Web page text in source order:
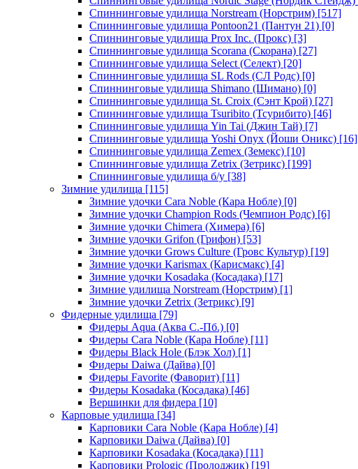
Спиннинговые удилища Norstream (Норстрим) [517]
Спиннинговые удилища Pontoon21 (Пантун 21) [0]
Спиннинговые удилища Prox Inc. (Прокс) [3]
Спиннинговые удилища Scorana (Скорана) [27]
Спиннинговые удилища Select (Селект) [20]
Спиннинговые удилища SL Rods (СЛ Родс) [0]
Спиннинговые удилища Shimano (Шимано) [0]
Спиннинговые удилища St. Croix (Сэнт Крой) [27]
Спиннинговые удилища Tsuribito (Тсурибито) [46]
Спиннинговые удилища Yin Tai (Джин Тай) [7]
Спиннинговые удилища Yoshi Onyx (Йоши Оникс) [16]
Спиннинговые удилища Zemex (Земекс) [10]
Спиннинговые удилища Zetrix (Зетрикс) [199]
Спиннинговые удилища б/у [38]
Зимние удилища [115]
Зимние удочки Cara Noble (Кара Нобле) [0]
Зимние удочки Champion Rods (Чемпион Родс) [6]
Зимние удочки Chimera (Химера) [6]
Зимние удочки Grifon (Грифон) [53]
Зимние удочки Grows Culture (Гровс Культур) [19]
Зимние удочки Karismax (Карисмакс) [4]
Зимние удочки Kosadaka (Косадака) [17]
Зимние удилища Norstream (Норстрим) [1]
Зимние удочки Zetrix (Зетрикс) [9]
Фидерные удилища [79]
Фидеры Aqua (Аква С.-Пб.) [0]
Фидеры Cara Noble (Кара Нобле) [11]
Фидеры Black Hole (Блэк Хол) [1]
Фидеры Daiwa (Дайва) [0]
Фидеры Favorite (Фаворит) [11]
Фидеры Kosadaka (Косадака) [46]
Вершинки для фидера [10]
Карповые удилища [34]
Карповики Cara Noble (Кара Нобле) [4]
Карповики Daiwa (Дайва) [0]
Карповики Kosadaka (Косадака) [11]
Карповики Prologic (Пролоджик) [19]